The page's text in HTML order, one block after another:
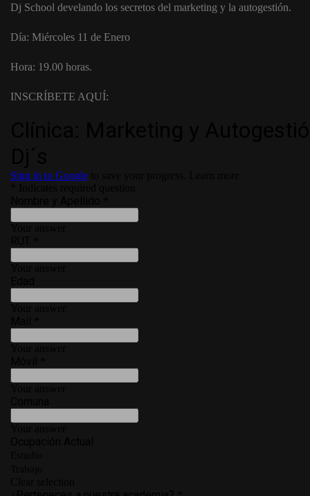
Dj School develando los secretos del marketing y la autogestión.
Día: Miércoles 11 de Enero
Hora: 19.00 horas.
INSCRÍBETE AQUÍ: